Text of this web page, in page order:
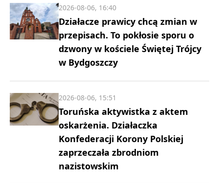
Działacze prawicy chcą zmian w
przepisach. To pokłosie sporu o
dzwony w kościele Świętej Trójcy
w Bydgoszczy
2026-08-06, 16:40
Toruńska aktywistka z aktem
oskarżenia. Działaczka
Konfederacji Korony Polskiej
zaprzeczała zbrodniom
nazistowskim
2026-08-06, 15:51